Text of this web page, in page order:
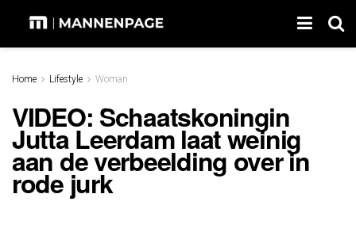
Home Lifestyle Woman
VIDEO: Schaatskoningin
Jutta Leerdam laat weinig
aan de verbeelding over in
rode jurk